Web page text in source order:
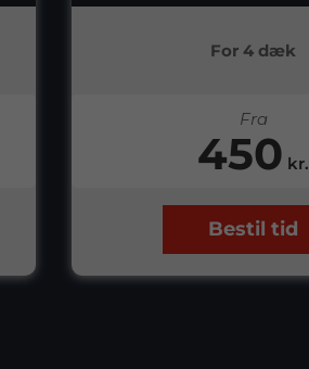
For 4 dæk
Fra
450 kr.
Bestil tid